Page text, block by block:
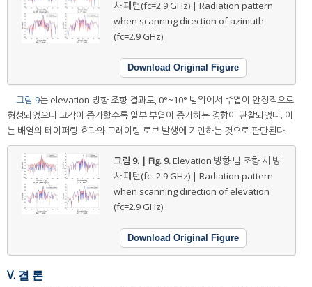
사 패턴(fc=2.9 GHz) | Radiation pattern
when scanning direction of azimuth
(fc=2.9 GHz)
Download Original Figure
그림 9는 elevation 방향 조향 결과로, 0°~10° 범위에서 주엽이 안정적으로
형성되었으나 고각이 증가할수록 일부 부엽이 증가하는 경향이 관찰되었다. 이
는 배열의 테이퍼링 효과와 그레이팅 로브 발생에 기인하는 것으로 판단된다.
그림 9. | Fig. 9.Elevation 방향 빔 조향 시 방
사 패턴(fc=2.9 GHz) | Radiation pattern
when scanning direction of elevation
(fc=2.9 GHz).
Download Original Figure
V. 결 론